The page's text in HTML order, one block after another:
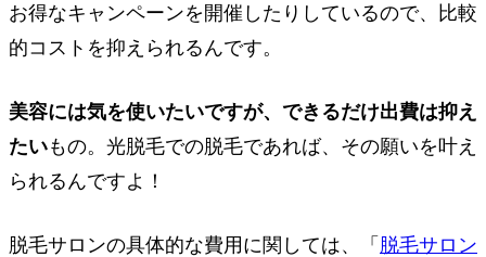
お得なキャンペーンを開催したりしているので、比較
的コストを抑えられるんです。
美容には気を使いたいですが、できるだけ出費は抑え
たいもの。光脱毛での脱毛であれば、その願いを叶え
られるんですよ！
脱毛サロンの具体的な費用に関しては、「 脱毛サロン